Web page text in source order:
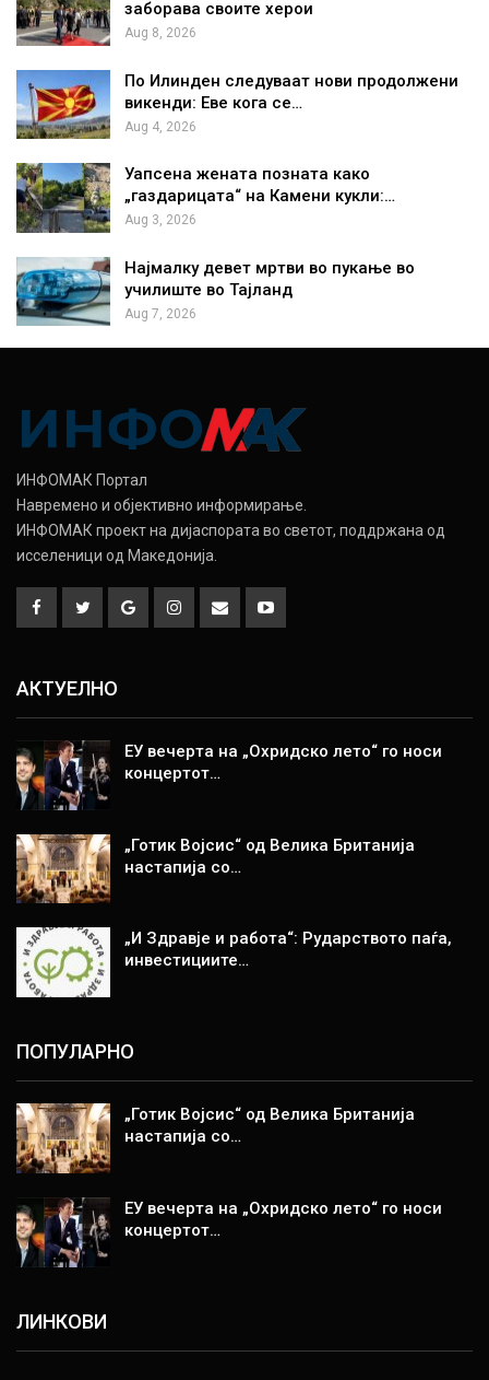
заборава своите херои
Aug 8, 2026
По Илинден следуваат нови продолжени
викенди: Еве кога се…
Aug 4, 2026
Уапсена жената позната како
„газдарицата“ на Камени кукли:…
Aug 3, 2026
Најмалку девет мртви во пукање во
училиште во Тајланд
Aug 7, 2026
ИНФОМАК Портал
Навремено и објективно информирање.
ИНФОМАК проект на дијаспората во светот, поддржана од
исселеници од Македонија.
АКТУЕЛНО
ЕУ вечерта на „Охридско лето“ го носи
концертот…
„Готик Војсис“ од Велика Британија
настапија со…
„И Здравје и работа“: Рударството паѓа,
инвестициите…
ПОПУЛАРНО
„Готик Војсис“ од Велика Британија
настапија со…
ЕУ вечерта на „Охридско лето“ го носи
концертот…
ЛИНКОВИ